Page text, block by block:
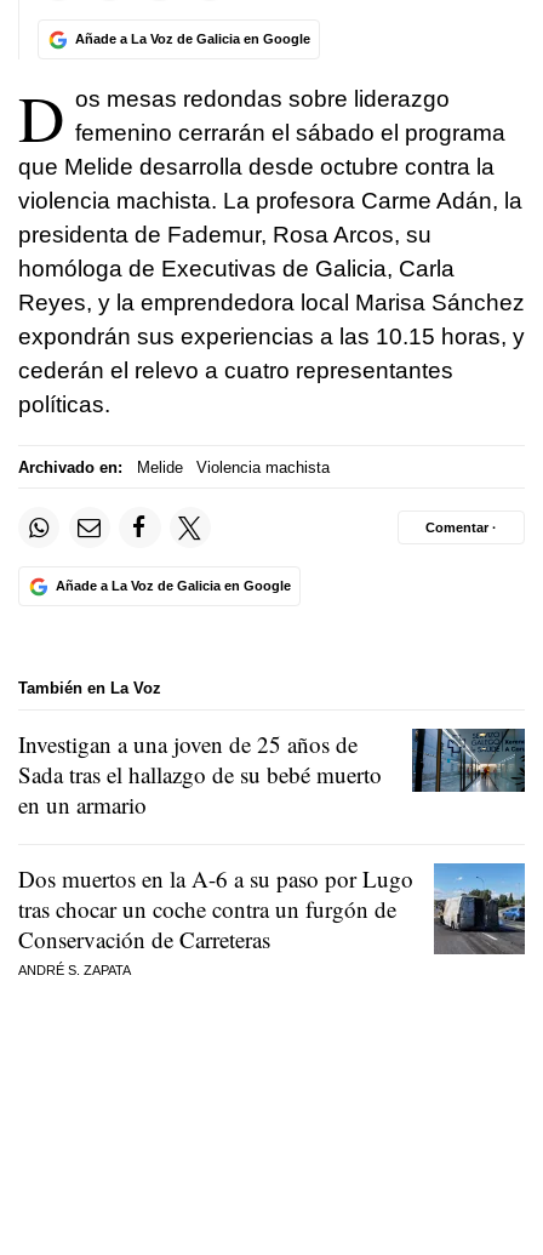
Añade a La Voz de Galicia en Google
D os mesas redondas sobre liderazgo
femenino cerrarán el sábado el programa
que Melide desarrolla desde octubre contra la
violencia machista. La profesora Carme Adán, la
presidenta de Fademur, Rosa Arcos, su
homóloga de Executivas de Galicia, Carla
Reyes, y la emprendedora local Marisa Sánchez
expondrán sus experiencias a las 10.15 horas, y
cederán el relevo a cuatro representantes
políticas.
Archivado en: Melide Violencia machista
Añade a La Voz de Galicia en Google
Comentar ·
También en La Voz
Investigan a una joven de 25 años de
Sada tras el hallazgo de su bebé muerto
en un armario
Dos muertos en la A-6 a su paso por Lugo
tras chocar un coche contra un furgón de
Conservación de Carreteras
ANDRÉ S. ZAPATA